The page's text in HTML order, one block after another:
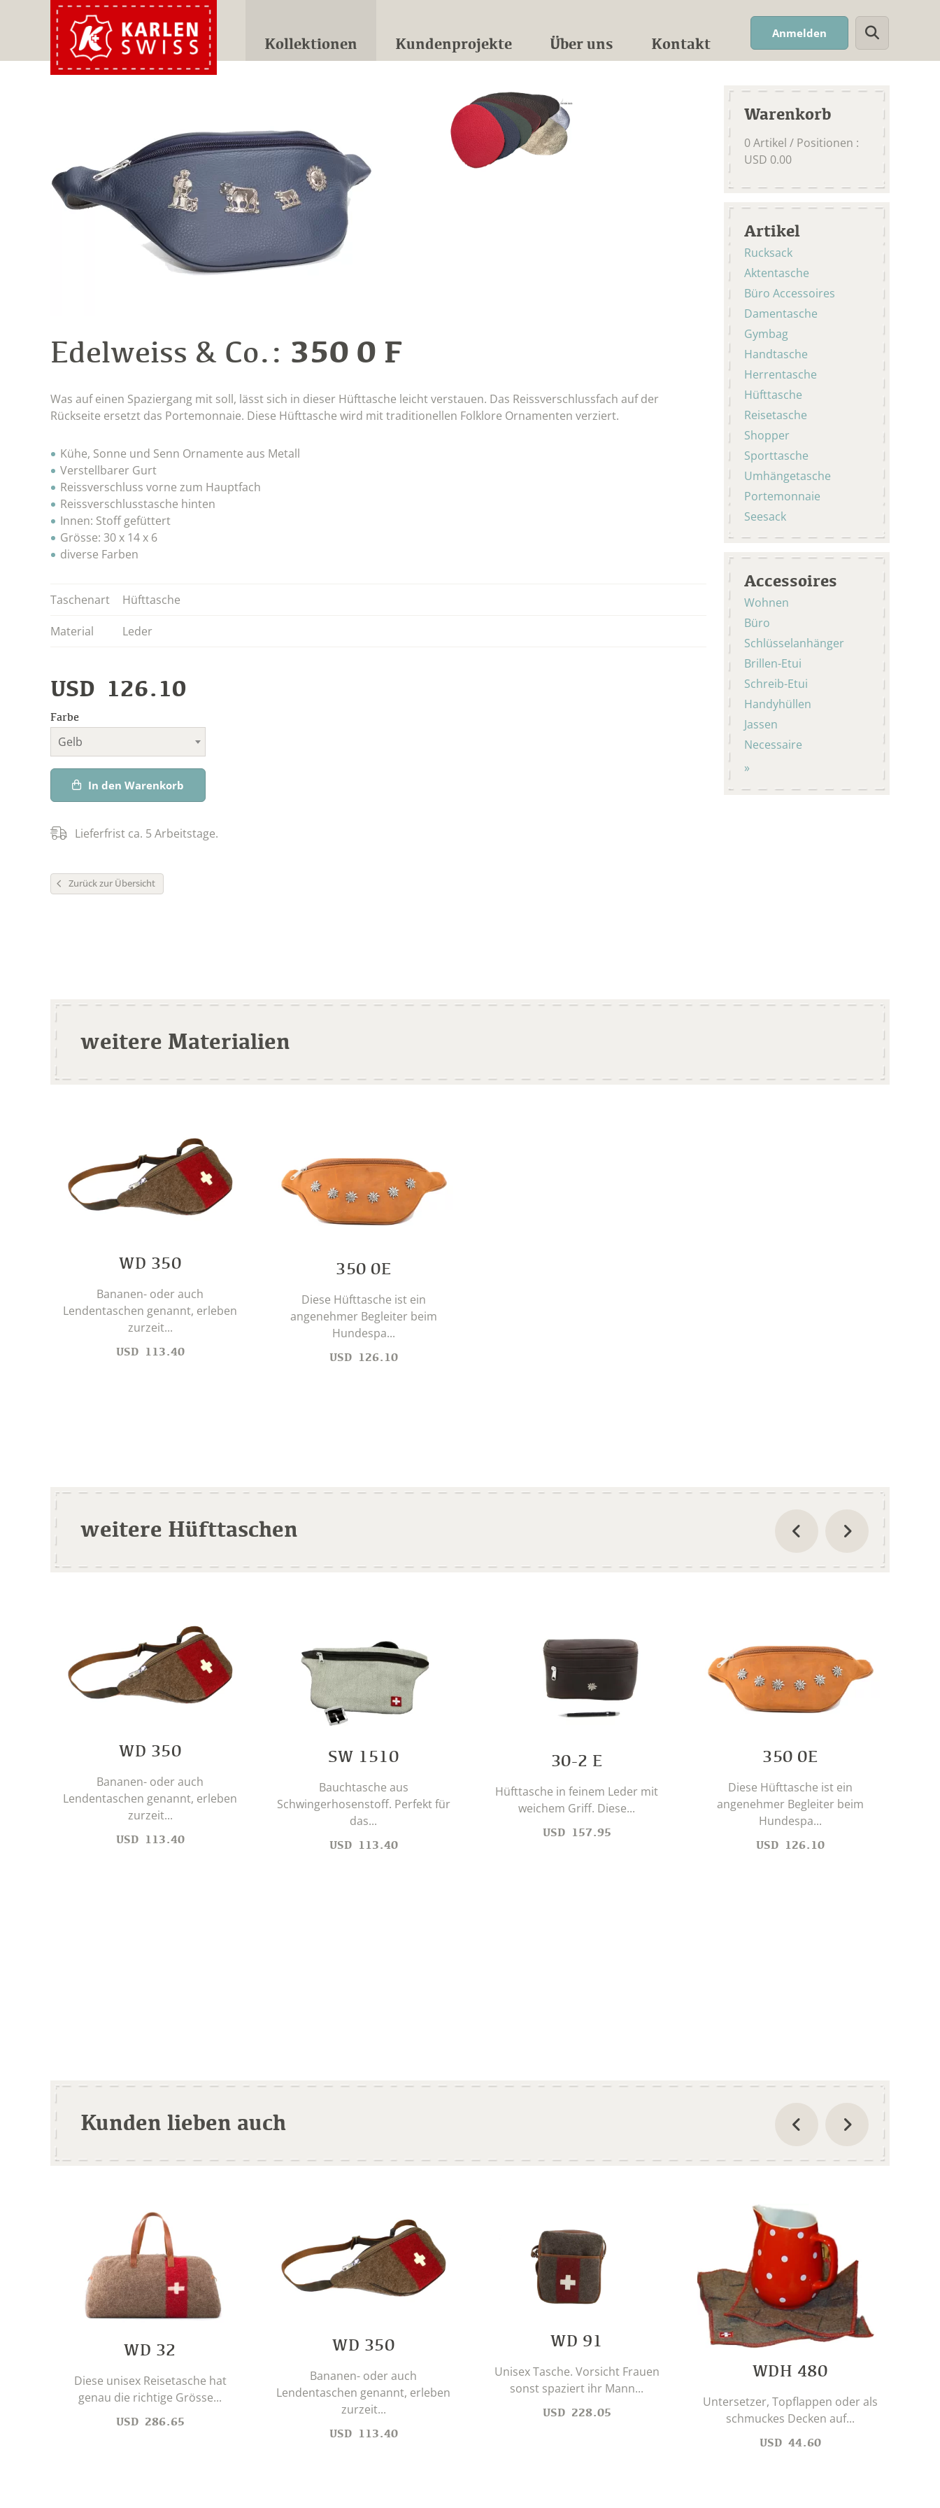
Kollektionen Kundenprojekte Über uns Kontakt
Anmelden Suchwort
Warenkorb
0Artikel / Positionen :
USD 0.00
Artikel
Rucksack
Aktentasche
Büro Accessoires
Damentasche
Gymbag
Handtasche
Herrentasche
Hüfttasche
Reisetasche
Shopper
Sporttasche
Umhängetasche
Portemonnaie
Seesack
Accessoires
Wohnen
Büro
Schlüsselanhänger
Brillen-Etui
Schreib-Etui
Handyhüllen
Jassen
Necessaire
Edelweiss & Co.: 350 0 F
Was auf einen Spaziergang mit soll, lässt sich in dieser Hüfttasche leicht verstauen. Das Reissverschlussfach auf der
Rückseite ersetzt das Portemonnaie. Diese Hüfttasche wird mit traditionellen Folklore Ornamenten verziert.
Kühe, Sonne und Senn Ornamente aus Metall
Verstellbarer Gurt
Reissverschluss vorne zum Hauptfach
Reissverschlusstasche hinten
Innen: Stoff gefüttert
Grösse: 30 x 14 x 6
diverse Farben
Taschenart Hüfttasche
Material Leder
USD 126.10
Farbe
Gelb
In den Warenkorb
Lieferfrist ca. 5 Arbeitstage.
Zurück zur Übersicht
weitere Materialien
WD 350
Bananen- oder auch
Lendentaschen genannt, erleben
zurzeit...
USD 113.40
350 0E
Diese Hüfttasche ist ein
angenehmer Begleiter beim
Hundespa...
USD 126.10
weitere Hüfttaschen
WD 350
Bananen- oder auch
Lendentaschen genannt, erleben
zurzeit...
USD 113.40
SW 1510
Bauchtasche aus
Schwingerhosenstoff. Perfekt für
das...
USD 113.40
30-2 E
Hüfttasche in feinem Leder mit
weichem Griff. Diese...
USD 157.95
350 0E
Diese Hüfttasche ist ein
angenehmer Begleiter beim
Hundespa...
USD 126.10
Kunden lieben auch
WD 32
Diese unisex Reisetasche hat
genau die richtige Grösse...
USD 286.65
WD 350
Bananen- oder auch
Lendentaschen genannt, erleben
zurzeit...
USD 113.40
WD 91
Unisex Tasche. Vorsicht Frauen
sonst spaziert ihr Mann...
USD 228.05
WDH 480
Untersetzer, Topflappen oder als
schmuckes Decken auf...
USD 44.60